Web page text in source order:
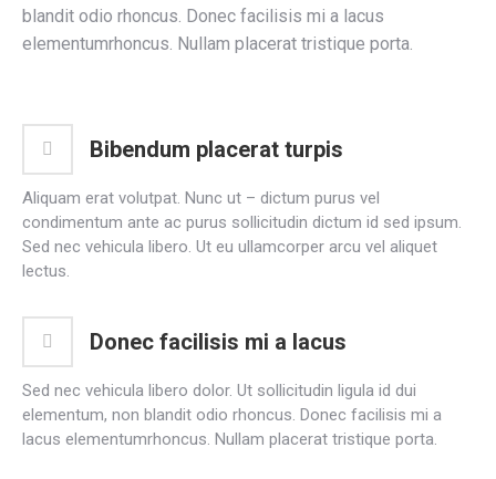
blandit odio rhoncus. Donec facilisis mi a lacus
elementumrhoncus. Nullam placerat tristique porta.
Bibendum placerat turpis
Aliquam erat volutpat. Nunc ut – dictum purus vel
condimentum ante ac purus sollicitudin dictum id sed ipsum.
Sed nec vehicula libero. Ut eu ullamcorper arcu vel aliquet
lectus.
Donec facilisis mi a lacus
Sed nec vehicula libero dolor. Ut sollicitudin ligula id dui
elementum, non blandit odio rhoncus. Donec facilisis mi a
lacus elementumrhoncus. Nullam placerat tristique porta.